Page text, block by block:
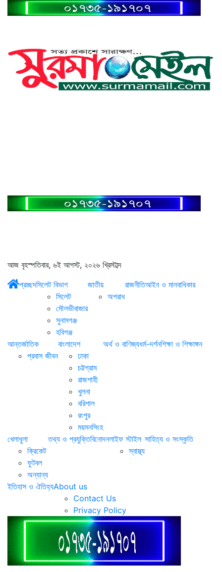
আজ বৃহস্পতিবার, ৬ই আগস্ট, ২০২৬ খ্রিস্টাব্দ
প্রচ্ছদসিলেট বিভাগ
সিলেট
মৌলভীবাজার
সুনামগঞ্জ
হবিগঞ্জ
জাতীয়
অপরাধ
রাজনীতিআইন ও মানবাধিকার
আন্তর্জাতিক
প্রবাস জীবন
বাংলাদেশ
ঢাকা
চট্টগ্রাম
রাজশাহী
খুলনা
বরিশাল
রংপুর
ময়মনসিংহ
অর্থ ও বাণিজ্যধর্ম-দর্শনশিক্ষা ও শিক্ষাঙ্গন
খেলাধুলা
ক্রিকেট
ফুটবল
অন্যান্য
তথ্য ও প্রযুক্তিবিনোদনলাইফ স্টাইল
স্বাস্থ্য
সাহিত্য ও সংস্কৃতি
ইতিহাস ও ঐতিহ্যAbout us
Contact Us
Privacy Policy